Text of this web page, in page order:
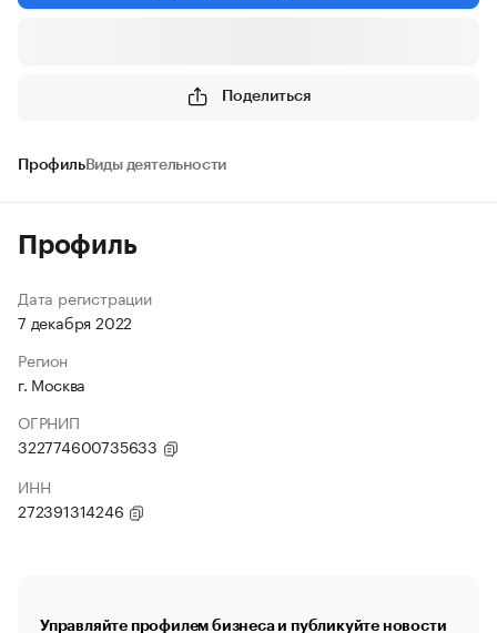
Поделиться
ПрофильВиды деятельности
Профиль
Дата регистрации
7 декабря 2022
Регион
г. Москва
ОГРНИП
322774600735633
ИНН
272391314246
Управляйте профилем бизнеса и публикуйте новости